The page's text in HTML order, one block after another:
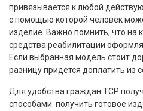
привязывается к любой
с помощью которой человек
изделие. Важно помнить, что на
средства реабилитации
Если выбранная модель стоит
разницу придется доплатить из
Для удобства граждан ТСР
способами: получить готовое